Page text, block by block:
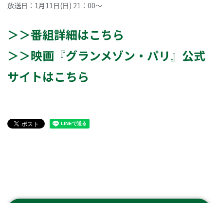
放送日：1月11日(日) 21：00～
＞＞番組詳細はこちら
＞＞映画『グランメゾン・パリ』公式
サイトはこちら